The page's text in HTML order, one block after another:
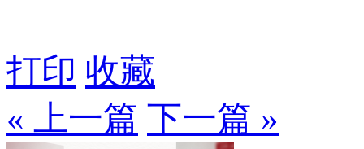
打印 收藏
« 上一篇 下一篇 »